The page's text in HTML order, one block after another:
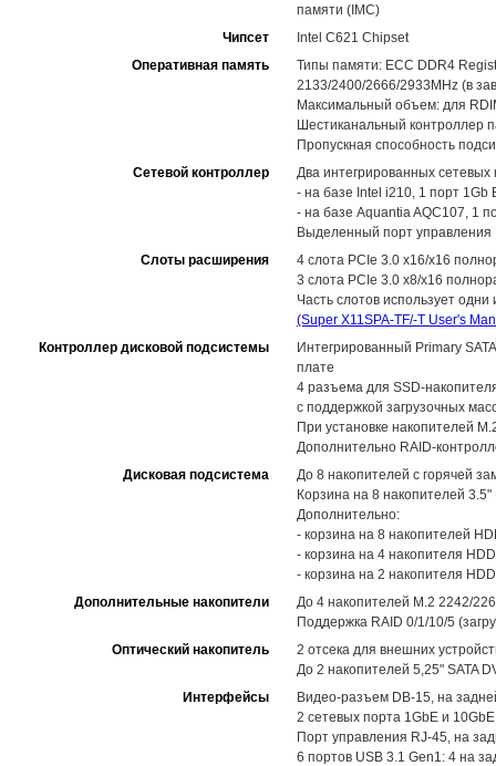
памяти (IMC)
Чипсет
Intel C621 Chipset
Оперативная память
Типы памяти: ECC DDR4
2133/2400/2666/2933MHz (в
Максимальный объем: для
Шестиканальный контроллер
Пропускная способность
Сетевой контроллер
Два интегрированных сетевых
- на базе Intel i210, 1 порт 1Gb
- на базе Aquantia AQC107, 1
Выделенный порт управления
Слоты расширения
4 слота PCIe 3.0 x16/x16
3 слота PCIe 3.0 x8/x16
Часть слотов использует
(Super X11SPA-TF/-T User's
Контроллер дисковой подсистемы
Интегрированный Primary
плате
4 разъема для SSD-
с поддержкой загрузочных
При установке накопителей
Дополнительно RAID-
Дисковая подсистема
До 8 накопителей с горячей
Корзина на 8 накопителей
Дополнительно:
- корзина на 8 накопителей
- корзина на 4 накопителя
- корзина на 2 накопителя
Дополнительные накопители
До 4 накопителей M.2 2242/
Поддержка RAID 0/1/10/5
Оптический накопитель
2 отсека для внешних
До 2 накопителей 5,25" SATA
Интерфейсы
Видео-разъем DB-15, на
2 сетевых порта 1GbE и
Порт управления RJ-45, на
6 портов USB 3.1 Gen1: 4 на